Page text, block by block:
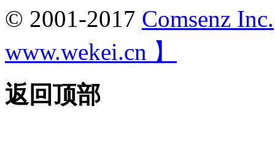
© 2001-2017 Comsenz Inc.
www.wekei.cn 】
返回顶部